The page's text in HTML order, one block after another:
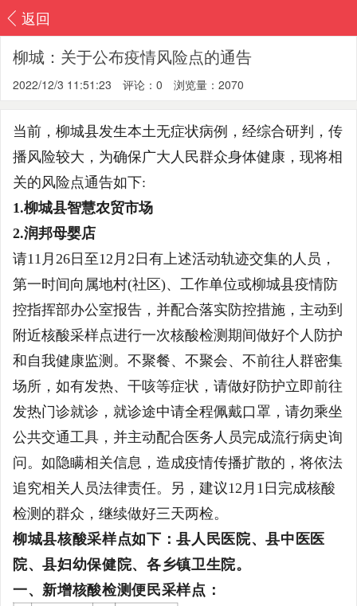
返回
柳城：关于公布疫情风险点的通告
2022/12/3 11:51:23 评论：0 浏览量：2070
当前，柳城县发生本土无症状病例 ，经综合研判，传
播风险较大，为确保广大人民群众身体健康，现将相
关的风险点通告如下:
1.柳城县智慧农贸市场
2.润邦母婴店
请11月26日至12月2日 有上述活动轨迹交集的人员，
第一时间向属地村(社区)、工作单位或柳城县疫情防
控指挥部办公室报告，并配合落实防控措施，主动到
附近核酸采样点进行一次核酸检测期间做好个人防护
和自我健康监测。不聚餐、不聚会、不前往人群密集
场所，如有发热、干咳等症状，请做好防护立即前往
发热门诊就诊，就诊途中请全程佩戴口罩，请勿乘坐
公共交通工具，并主动配合医务人员完成流行病史询
问。如隐瞒相关信息，造成疫情传播扩散的，将依法
追究相关人员法律责任。另，建议12月1日完成核酸
检测的群众，继续做好三天两检。
柳城县核酸采样点如下：县人民医院、县中医医
院、县妇幼保健院、各乡镇卫生院。
一、新增核酸检测便民采样点：